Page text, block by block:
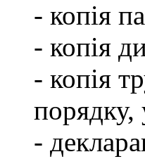
- копія
- копія
- копія
порядку,
-